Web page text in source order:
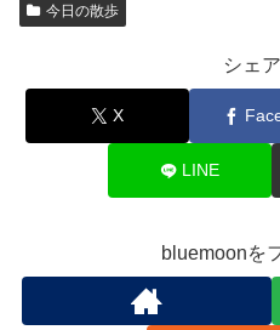
今日の散歩
シェ
X
LINE
bluemoonを